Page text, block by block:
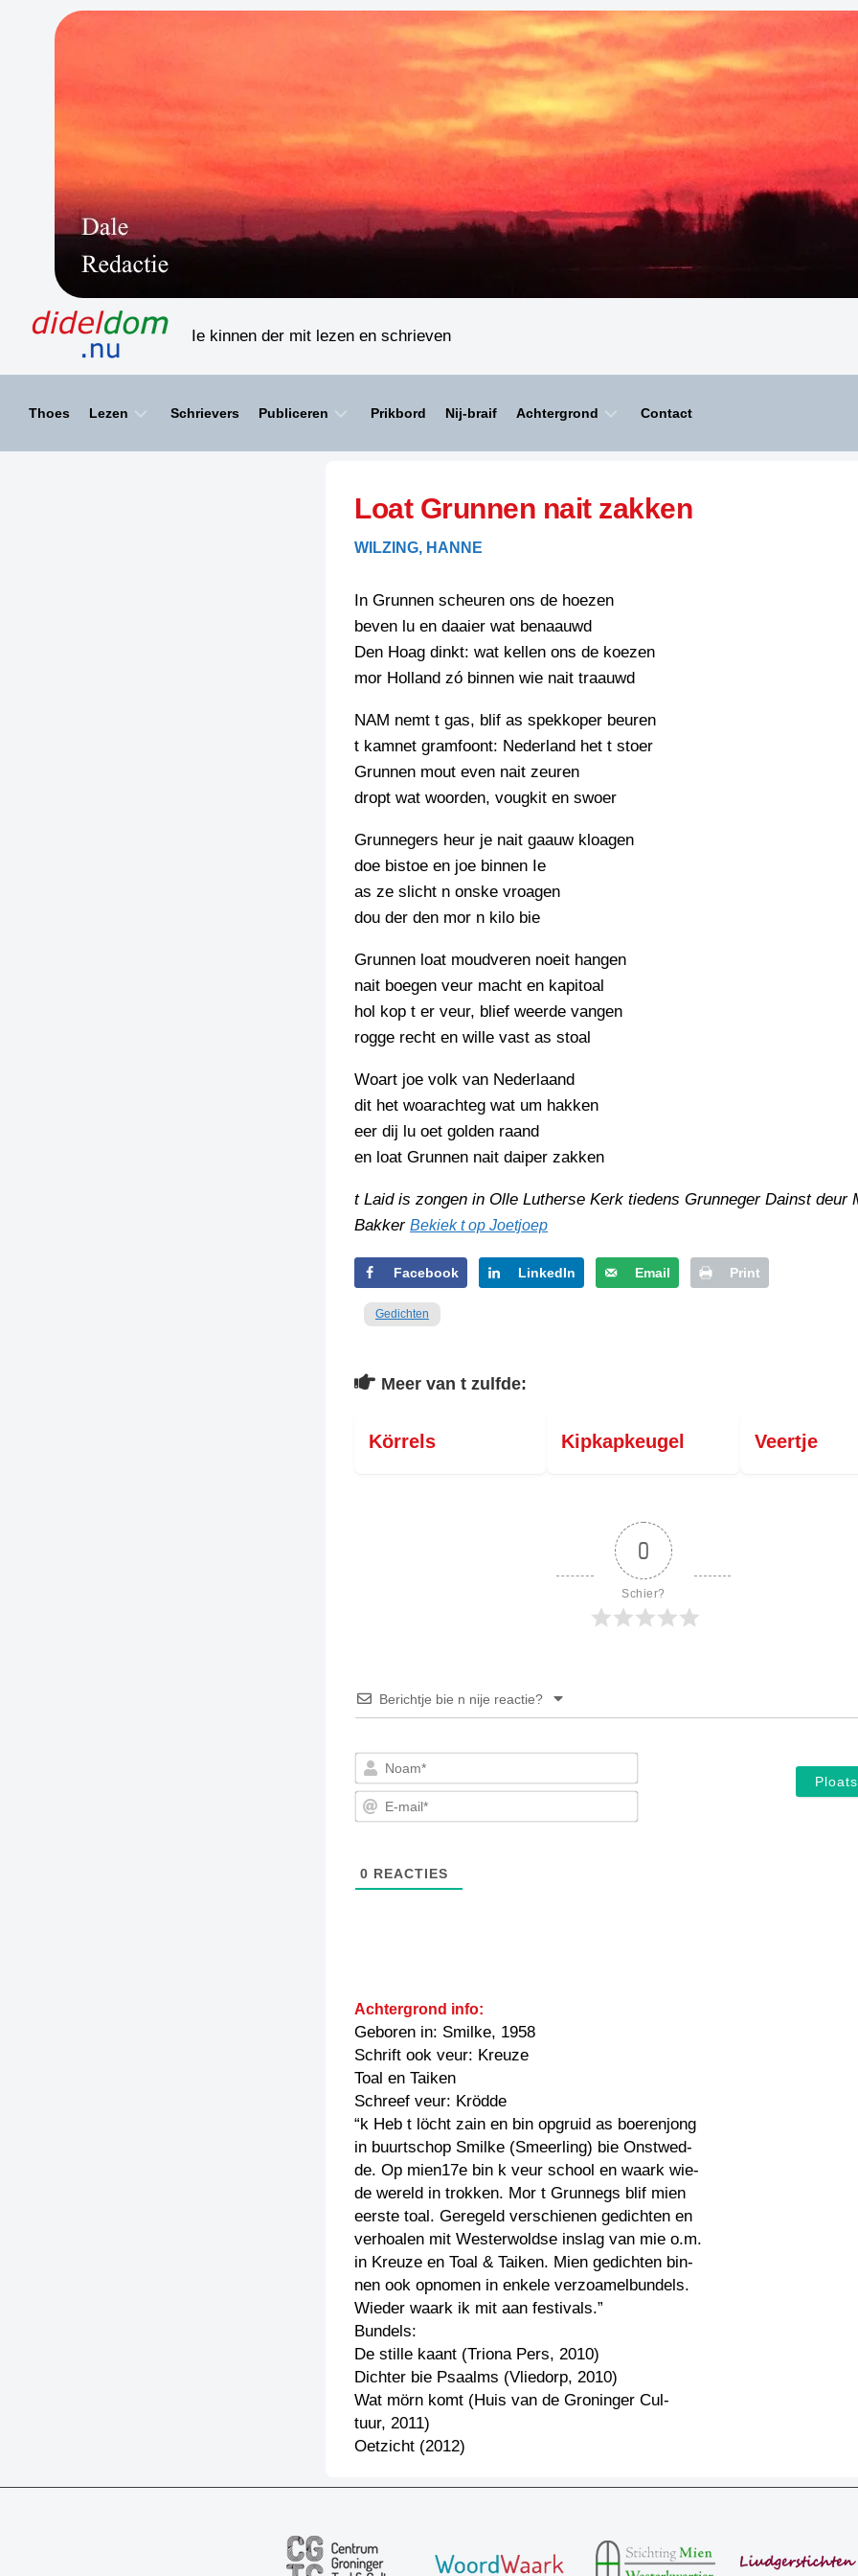
Ie kinnen der mit lezen en schrieven
Thoes Lezen
HAIKU’S
LIMERICKS
SCHRIEFWEDSTRIED
FLYER
INZENDENS
SCHRIEFWEDSTRIED
FLYER
INZENDENS
PERSBERICHT
FOTO’S
SCHRIEFWEDSTRIED
SCHRIEFWEDSTRIED
FLYER
TIEDSCHRIFT
KREUZE
TENEEL
VERHOALEN
BIENOAMEN
LEGENDEN
RECEPTEN
SPREUKEN
VEURDRACHTEN
Schrievers Publiceren
SPELLENSCONTROLE
SCHRIEFREGELS
Prikbord Nij-braif Achtergrond
KREUZE
Contact
Loat Grunnen nait zakken
WILZING, HANNE
In Grunnen scheuren ons de hoezen
beven lu en daaier wat benaauwd
Den Hoag dinkt: wat kellen ons de koezen
mor Holland zó binnen wie nait traauwd
NAM nemt t gas, blif as spekkoper beuren
t kamnet gramfoont: Nederland het t stoer
Grunnen mout even nait zeuren
dropt wat woorden, vougkit en swoer
Grunnegers heur je nait gaauw kloagen
doe bistoe en joe binnen Ie
as ze slicht n onske vroagen
dou der den mor n kilo bie
Grunnen loat moudveren noeit hangen
nait boegen veur macht en kapitoal
hol kop t er veur, blief weerde vangen
rogge recht en wille vast as stoal
Woart joe volk van Nederlaand
dit het woarachteg wat um hakken
eer dij lu oet golden raand
en loat Grunnen nait daiper zakken
t Laid is zongen in Olle Lutherse Kerk tiedens Grunneger Dainst deur
Bakker Bekiek t op Joetjoep
Facebook LinkedIn Email Print
Gedichten
Meer van t zulfde:
Körrels Kipkapkeugel Veertje
0
Schier?
Berichtje bie n nije reactie?
Noam*
E-
0 REACTIES
Achtergrond info:
Geboren in: Smilke, 1958
Schrift ook veur: Kreuze
Toal en Taiken
Schreef veur: Krödde
“k Heb t löcht zain en bin opgruid as boerenjong
in buurtschop Smilke (Smeerling) bie Onstwed-
de. Op mien17e bin k veur school en waark wie-
de wereld in trokken. Mor t Grunnegs blif mien
eerste toal. Geregeld verschienen gedichten en
verhoalen mit Westerwoldse inslag van mie o.m.
in Kreuze en Toal & Taiken. Mien gedichten bin-
nen ook opnomen in enkele verzoamelbundels.
Wieder waark ik mit aan festivals.”
Bundels:
De stille kaant (Triona Pers, 2010)
Dichter bie Psaalms (Vliedorp, 2010)
Wat mörn komt (Huis van de Groninger Cul-
tuur, 2011)
Oetzicht (2012)